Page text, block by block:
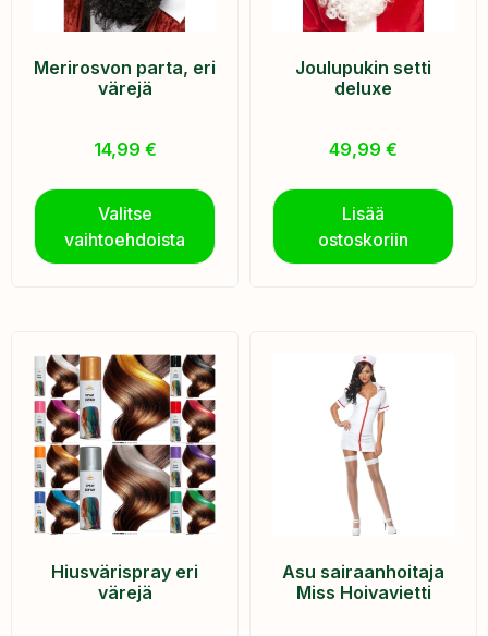
Merirosvon parta, eri
värejä
14,99 €
Valitse
vaihtoehdoista
Joulupukin setti
deluxe
49,99 €
Lisää
ostoskoriin
Hiusvärispray eri
värejä
Asu sairaanhoitaja
Miss Hoivavietti